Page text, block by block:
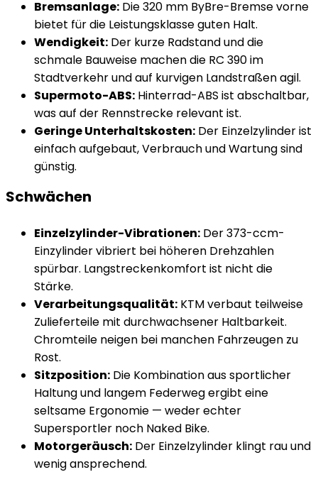
Bremsanlage: Die 320 mm ByBre-Bremse vorne
bietet für die Leistungsklasse guten Halt.
Wendigkeit: Der kurze Radstand und die
schmale Bauweise machen die RC 390 im
Stadtverkehr und auf kurvigen Landstraßen agil.
Supermoto-ABS: Hinterrad-ABS ist abschaltbar,
was auf der Rennstrecke relevant ist.
Geringe Unterhaltskosten: Der Einzelzylinder ist
einfach aufgebaut, Verbrauch und Wartung sind
günstig.
Schwächen
Einzelzylinder-Vibrationen: Der 373-ccm-
Einzylinder vibriert bei höheren Drehzahlen
spürbar. Langstreckenkomfort ist nicht die
Stärke.
Verarbeitungsqualität: KTM verbaut teilweise
Zulieferteile mit durchwachsener Haltbarkeit.
Chromteile neigen bei manchen Fahrzeugen zu
Rost.
Sitzposition: Die Kombination aus sportlicher
Haltung und langem Federweg ergibt eine
seltsame Ergonomie — weder echter
Supersportler noch Naked Bike.
Motorgeräusch: Der Einzelzylinder klingt rau und
wenig ansprechend.